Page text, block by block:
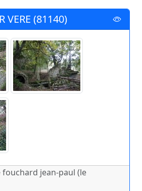
VERE (81140)
jean-paul (le